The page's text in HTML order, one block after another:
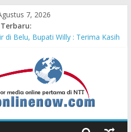
7, 2026
Terbaru:
di Belu, Bupati Willy : Terima Kasih
Performa Positif di ARRC
Kemampuan Pertahanan Udara
Modern
Listrik Masuk Desa, PLN
11 Kota di Jawa Timur